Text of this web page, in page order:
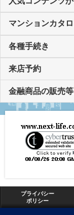
マンションカタ
各種手続き
来店予約
金融商品の販売
プライバシー
ポリシー